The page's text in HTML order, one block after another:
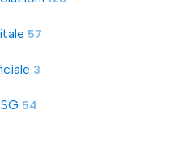
57
3
54